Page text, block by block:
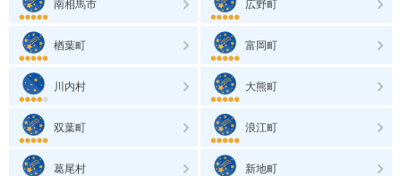
南相馬市 広野町
楢葉町 富岡町
川内村 大熊町
双葉町 浪江町
葛尾村 新地町